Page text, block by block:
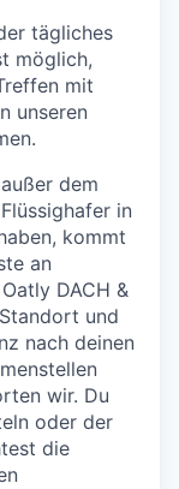
tägliches
möglich,
mit
unseren
dem
in
kommt
an
DACH &
und
nach deinen
wir. Du
oder der
die